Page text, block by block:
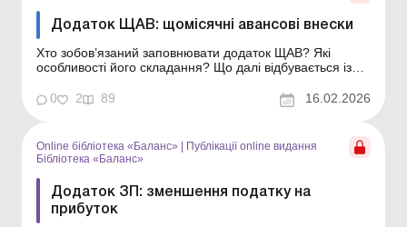
Додаток ЩАВ: щомісячні авансові внески
Хто зобов’язаний заповнювати додаток ЩАВ? Які
особливості його складання? Що далі відбувається із
ЩАВ? Чи слід переносити їх до іншого додатка для
зарахування у зменшення поточного податку на
0 2 89 16.02.2026
Online бібліотека «Баланс» | Публікації online видання
Бібліотека «Баланс»
Додаток ЗП: зменшення податку на
прибуток